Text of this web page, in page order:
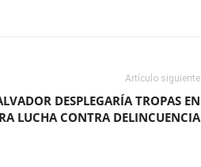
Artículo siguiente
DESPLEGARÍA TROPAS EN
LUCHA CONTRA DELINCUENCIA